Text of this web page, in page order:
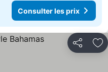
Consulter les prix
Partager